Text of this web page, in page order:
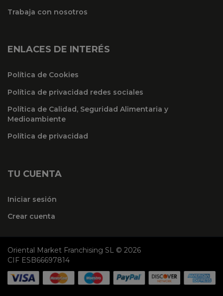
Trabaja con nosotros
ENLACES DE INTERÉS
Política de Cookies
Política de privacidad redes sociales
Política de Calidad, Seguridad Alimentaria y
Medioambiente
Política de privacidad
TU CUENTA
Iniciar sesión
Crear cuenta
Oriental Market Franchising SL © 2026
CIF ESB66697814